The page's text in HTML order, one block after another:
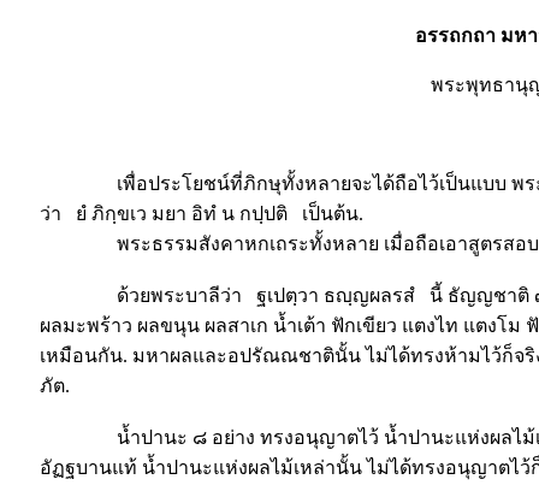
อรรถกถา มห
พระพุทธานุ
เพื่อประโยชน์ที่ภิกษุทั้งหลายจะได้ถือไว้เป็นแบบ พระผู้
ว่า ยํ ภิกฺขเว มยา อิทํ น กปฺปติ เป็นต้น.
พระธรรมสังคาหกเถระทั้งหลาย เมื่อถือเอาสูตรสอบ
ด้วยพระบาลีว่า ฐเปตฺวา ธญฺญผลรสํ นี้ ธัญญชาติ ๗ ชนิ
ผลมะพร้าว ผลขนุน ผลสาเก น้ำเต้า ฟักเขียว แตงไท แตง
เหมือนกัน. มหาผลและอปรัณณชาตินั้น ไม่ได้ทรงห้ามไว้ก็จริ
ภัต.
น้ำปานะ ๘ อย่าง ทรงอนุญาตไว้ น้ำปานะแห่งผลไม้เล็
อัฏฐบานแท้ น้ำปานะแห่งผลไม้เหล่านั้น ไม่ได้ทรงอนุญาตไ